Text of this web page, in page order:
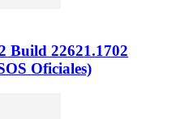
Build 22621.1702
Oficiales)